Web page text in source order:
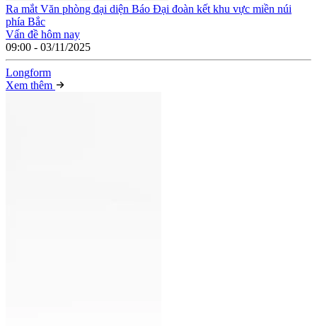
Ra mắt Văn phòng đại diện Báo Đại đoàn kết khu vực miền núi
phía Bắc
Vấn đề hôm nay
09:00 - 03/11/2025
Longform
Xem thêm